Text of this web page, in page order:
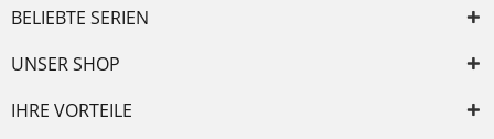
BELIEBTE SERIEN
UNSER SHOP
IHRE VORTEILE